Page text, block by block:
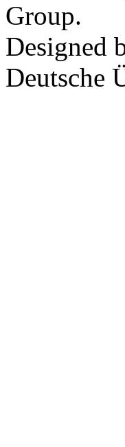
Group.
Designed
Deutsche